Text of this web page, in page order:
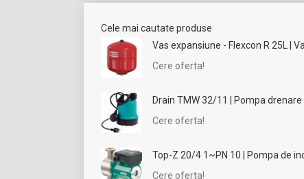
Cele mai cautate produse
Vas expansiune - Flexcon R 25L |
Cere oferta!
Drain TMW 32/11 | Pompa
Cere oferta!
Top-Z 20/4 1~PN 10 | Pompa de
Cere oferta!